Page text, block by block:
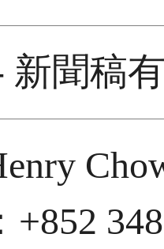
新聞稿